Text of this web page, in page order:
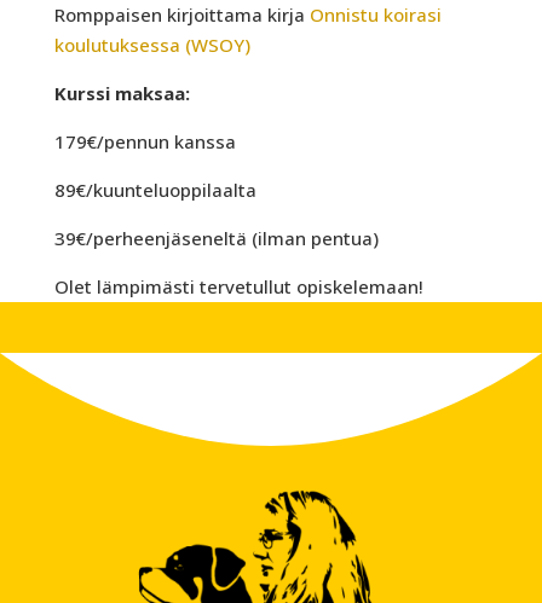
Romppaisen kirjoittama kirja Onnistu koirasi
koulutuksessa (WSOY)
Kurssi maksaa:
179€/pennun kanssa
89€/kuunteluoppilaalta
39€/perheenjäseneltä (ilman pentua)
Olet lämpimästi tervetullut opiskelemaan!